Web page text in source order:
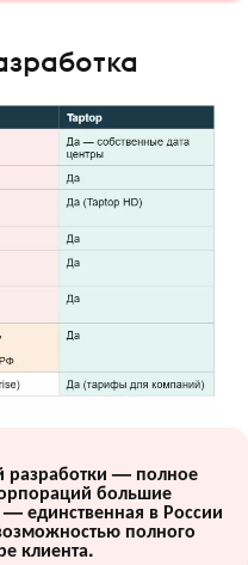
разработки — полное
большие
единственная в России
полного
клиента.